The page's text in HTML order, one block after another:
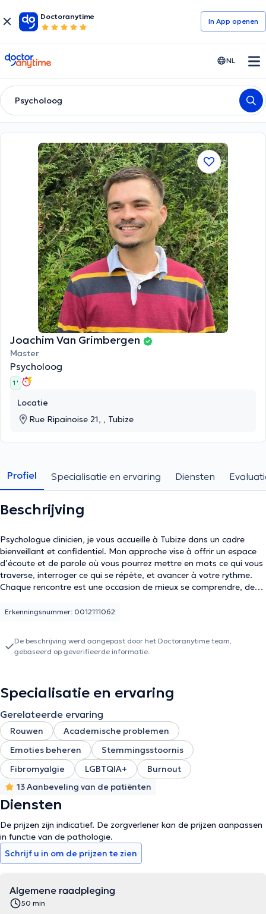
Doctoranytime
In App openen
doctoranytime NL
Psycholoog
Joachim Van Grimbergen
Master
Psycholoog
1 '
Locatie
Rue Ripainoise 21, , Tubize
Profiel Specialisatie en ervaring Diensten
Beschrijving
Psychologue clinicien, je vous accueille à Tubize dans un cadre
bienveillant et confidentiel. Mon approche vise à offrir un espace
d’écoute et de parole où vous pourrez mettre en mots ce qui vous
traverse, interroger ce qui se répète, et avancer à votre rythme.
Chaque rencontre est une occasion de mieux se comprendre, de
les choses se figent. Mon travail s’adresse à toute personne
Erkenningsnummer: 0012111062
De beschrijving werd aangepast door het Doctoranytime team,
gebaseerd op geverifieerde informatie.
Specialisatie en ervaring
Gerelateerde ervaring
Rouwen
Academische problemen
Emoties beheren
Stemmingsstoornis
Fibromyalgie
LGBTQIA+
Burnout
13 Aanbeveling van de patiënten
Diensten
De prijzen zijn indicatief. De zorgverlener kan de prijzen aanpassen
in functie van de pathologie.
Schrijf u in om de prijzen te zien
Algemene raadpleging
50 min